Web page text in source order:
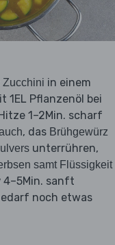
Zucchini in einem
1EL Pflanzenöl bei
1–2Min. scharf
, das Brühgewürz
unterrühren,
samt Flüssigkeit
4–5Min. sanft
noch etwas